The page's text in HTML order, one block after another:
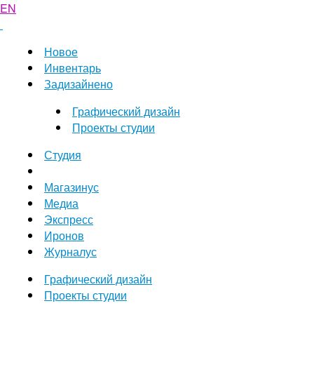
EN
Новое
Инвентарь
Задизайнено
Графический дизайн
Проекты студии
Студия
Магазинус
Медиа
Экспресс
Иронов
Журналус
Графический дизайн
Проекты студии